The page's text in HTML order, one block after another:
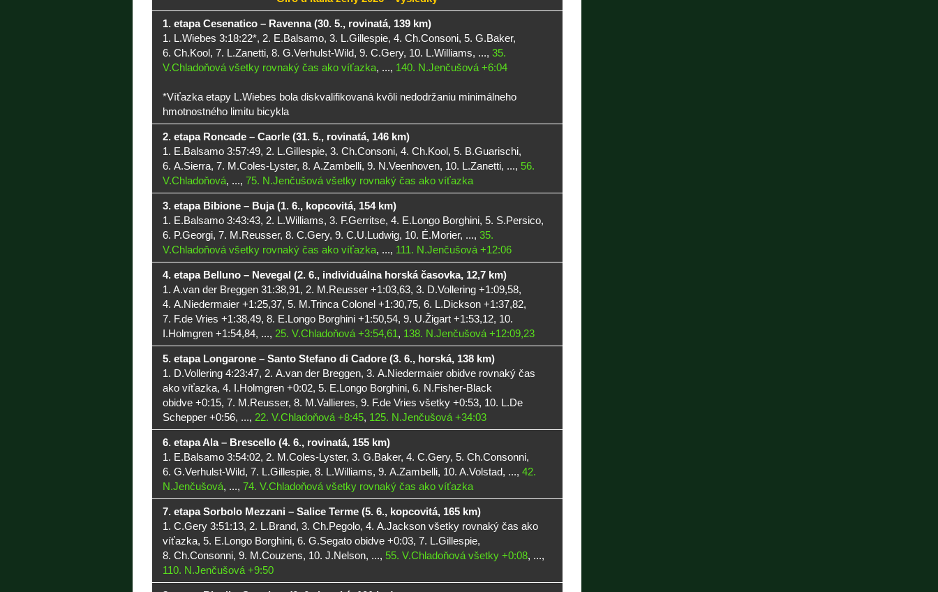
1. etapa Cesenatico – Ravenna (30. 5., rovinatá, 139 km)
1. L.Wiebes 3:18:22*, 2. E.Balsamo, 3. L.Gillespie, 4. Ch.Consoni, 5. G.Baker,
6. Ch.Kool, 7. L.Zanetti, 8. G.Verhulst-Wild, 9. C.Gery, 10. L.Williams, ..., 35.
V.Chladoňová všetky rovnaký čas ako víťazka, ..., 140. N.Jenčušová +6:04
*Víťazka etapy L.Wiebes bola diskvalifikovaná kvôli nedodržaniu minimálneho
hmotnostného limitu bicykla
2. etapa Roncade – Caorle (31. 5., rovinatá, 146 km)
1. E.Balsamo 3:57:49, 2. L.Gillespie, 3. Ch.Consoni, 4. Ch.Kool, 5. B.Guarischi,
6. A.Sierra, 7. M.Coles-Lyster, 8. A.Zambelli, 9. N.Veenhoven, 10. L.Zanetti, ..., 56.
V.Chladoňová, ..., 75. N.Jenčušová všetky rovnaký čas ako víťazka
3. etapa Bibione – Buja (1. 6., kopcovitá, 154 km)
1. E.Balsamo 3:43:43, 2. L.Williams, 3. F.Gerritse, 4. E.Longo Borghini, 5. S.Persico,
6. P.Georgi, 7. M.Reusser, 8. C.Gery, 9. C.U.Ludwig, 10. É.Morier, ..., 35.
V.Chladoňová všetky rovnaký čas ako víťazka, ..., 111. N.Jenčušová +12:06
4. etapa Belluno – Nevegal (2. 6., individuálna horská časovka, 12,7 km)
1. A.van der Breggen 31:38,91, 2. M.Reusser +1:03,63, 3. D.Vollering +1:09,58,
4. A.Niedermaier +1:25,37, 5. M.Trinca Colonel +1:30,75, 6. L.Dickson +1:37,82,
7. F.de Vries +1:38,49, 8. E.Longo Borghini +1:50,54, 9. U.Žigart +1:53,12, 10.
I.Holmgren +1:54,84, ..., 25. V.Chladoňová +3:54,61, 138. N.Jenčušová +12:09,23
5. etapa Longarone – Santo Stefano di Cadore (3. 6., horská, 138 km)
1. D.Vollering 4:23:47, 2. A.van der Breggen, 3. A.Niedermaier obidve rovnaký čas
ako víťazka, 4. I.Holmgren +0:02, 5. E.Longo Borghini, 6. N.Fisher-Black
obidve +0:15, 7. M.Reusser, 8. M.Vallieres, 9. F.de Vries všetky +0:53, 10. L.De
Schepper +0:56, ..., 22. V.Chladoňová +8:45, 125. N.Jenčušová +34:03
6. etapa Ala – Brescello (4. 6., rovinatá, 155 km)
1. E.Balsamo 3:54:02, 2. M.Coles-Lyster, 3. G.Baker, 4. C.Gery, 5. Ch.Consonni,
6. G.Verhulst-Wild, 7. L.Gillespie, 8. L.Williams, 9. A.Zambelli, 10. A.Volstad, ..., 42.
N.Jenčušová, ..., 74. V.Chladoňová všetky rovnaký čas ako víťazka
7. etapa Sorbolo Mezzani – Salice Terme (5. 6., kopcovitá, 165 km)
1. C.Gery 3:51:13, 2. L.Brand, 3. Ch.Pegolo, 4. A.Jackson všetky rovnaký čas ako
víťazka, 5. E.Longo Borghini, 6. G.Segato obidve +0:03, 7. L.Gillespie,
8. Ch.Consonni, 9. M.Couzens, 10. J.Nelson, ..., 55. V.Chladoňová všetky +0:08, ...,
110. N.Jenčušová +9:50